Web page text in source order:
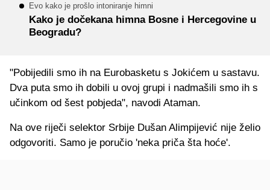
Evo kako je prošlo intoniranje himni
Kako je dočekana himna Bosne i Hercegovine u
Beogradu?
"Pobijedili smo ih na Eurobasketu s Jokićem u sastavu.
Dva puta smo ih dobili u ovoj grupi i nadmašili smo ih s
učinkom od šest pobjeda", navodi Ataman.
Na ove riječi selektor Srbije Dušan Alimpijević nije želio
odgovoriti. Samo je poručio 'neka priča šta hoće'.